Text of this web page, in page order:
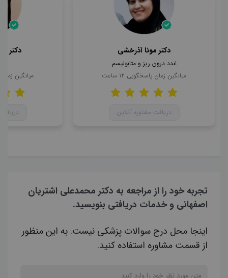
دکتر مونا آذرخشی
غدد درون ریز و متابولیسم
میانگین زمان پاسخگویی 12 ساعت
دریافت مشاوره آنلاین
دکتر
میانگین
تجربه خود را از مراجعه به دکتر محمدعلی اشتریان
اصفهانی و خدمات دریافتی بنویسید.
اینجا محل درج سوالات پزشکی نیست. به این منظور
از قسمت مشاوره استفاده کنید.